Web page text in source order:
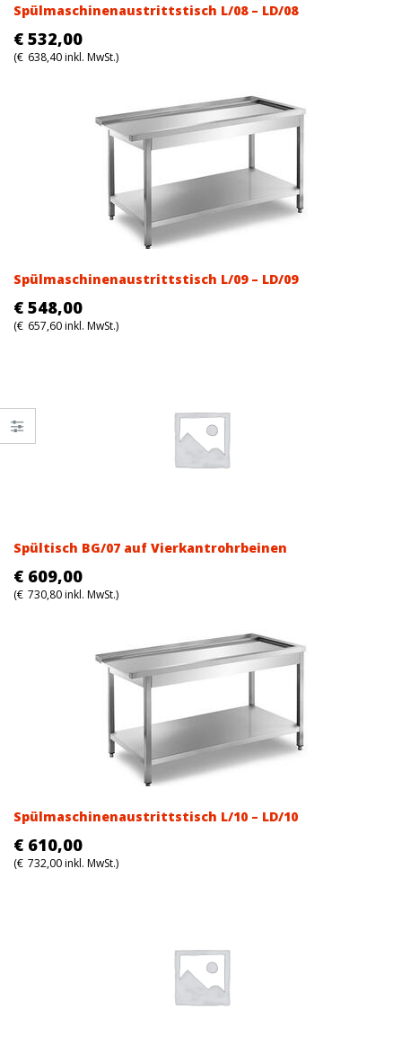
Spülmaschinenaustrittstisch L/08 – LD/08
€ 532,00
(€ 638,40inkl. MwSt.)
Spülmaschinenaustrittstisch L/09 – LD/09
€ 548,00
(€ 657,60inkl. MwSt.)
Spültisch BG/07 auf Vierkantrohrbeinen
€ 609,00
(€ 730,80inkl. MwSt.)
Spülmaschinenaustrittstisch L/10 – LD/10
€ 610,00
(€ 732,00inkl. MwSt.)